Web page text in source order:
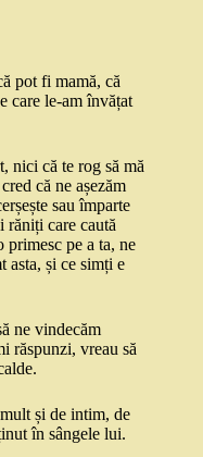
pot fi mamă, că
care le-am învățat
nici că te rog să mă
că ne așezăm
sau împarte
răniți care caută
pe a ta, ne
asta, și ce simți e
ne vindecăm
răspunzi, vreau să
și de intim, de
în sângele lui.